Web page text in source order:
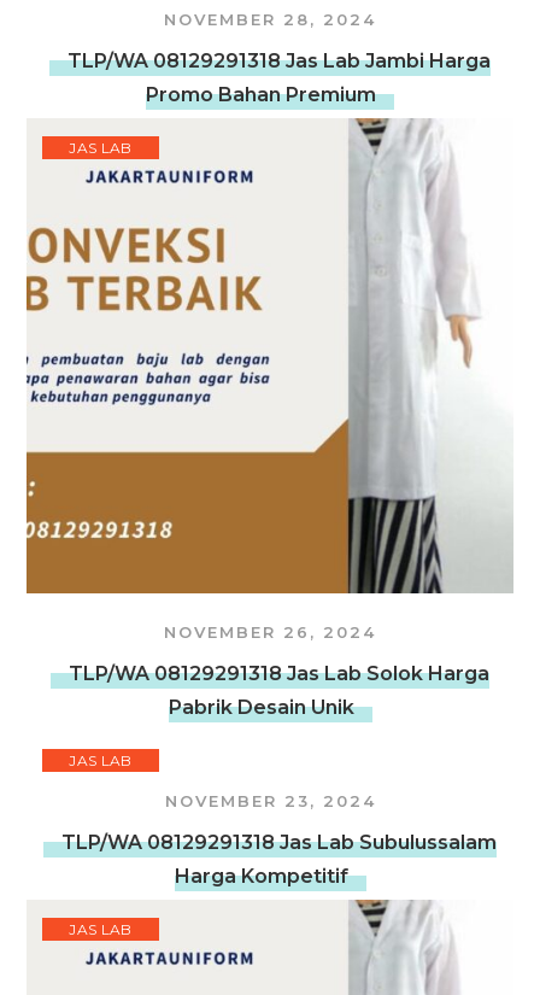
NOVEMBER 28, 2024
TLP/WA 08129291318 Jas Lab Jambi Harga
Promo Bahan Premium
JAS LAB
NOVEMBER 26, 2024
TLP/WA 08129291318 Jas Lab Solok Harga
Pabrik Desain Unik
JAS LAB
NOVEMBER 23, 2024
TLP/WA 08129291318 Jas Lab Subulussalam
Harga Kompetitif
JAS LAB